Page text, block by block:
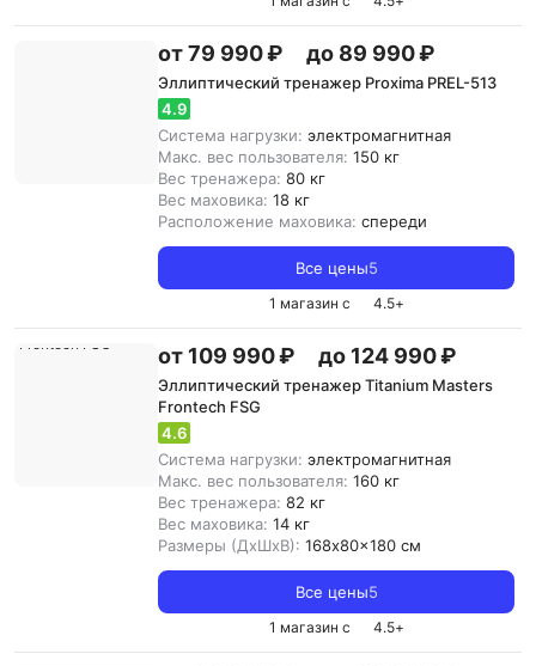
от 79 990 ₽ до 89 990 ₽
Эллиптический тренажер Proxima PREL-513
4.9
Система нагрузки: электромагнитная
Макс. вес пользователя: 150 кг
Вес тренажера: 80 кг
Вес маховика: 18 кг
Расположение маховика: спереди
Все цены5
1 магазин с 4.5+
от 109 990 ₽ до 124 990 ₽
Эллиптический тренажер Titanium Masters
Frontech FSG
4.6
Система нагрузки: электромагнитная
Макс. вес пользователя: 160 кг
Вес тренажера: 82 кг
Вес маховика: 14 кг
Размеры (ДxШxВ): 168x80x180 см
Все цены5
1 магазин с 4.5+